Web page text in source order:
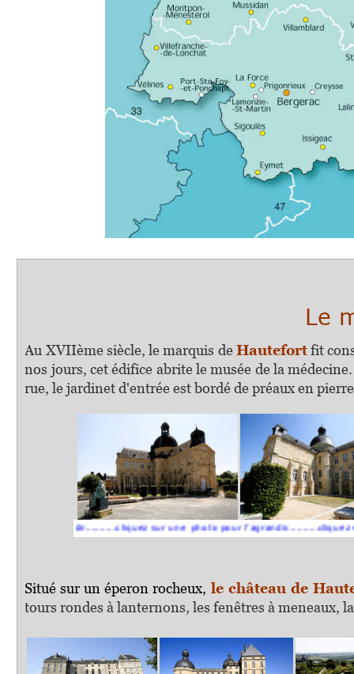
Le musée de
Au XVIIème siècle, le marquis de Hautefortfit
nos jours, cet édifice abrite le musée de la
rue, le jardinet d'entrée est bordé de préaux en
Situé sur un éperon rocheux, le château de
tours rondes à lanternons, les fenêtres à meneaux,
sur une photo pour l'agrandir..........cliquez sur